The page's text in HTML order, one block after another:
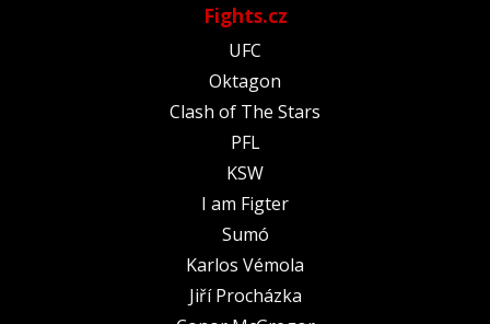
Fights.cz
UFC
Oktagon
Clash of The Stars
PFL
KSW
I am Figter
Sumó
Karlos Vémola
Jiří Procházka